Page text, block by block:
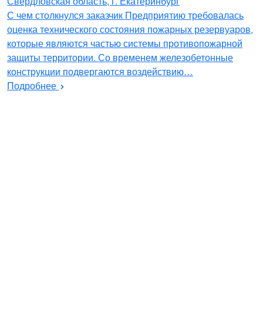
С чем столкнулся заказчик Предприятию требовалась
оценка технического состояния пожарных резервуаров,
которые являются частью системы противопожарной
защиты территории. Со временем железобетонные
конструкции подвергаются воздействию…
Подробнее